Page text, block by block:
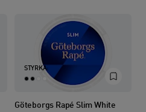
STYRKA:
Göteborgs Rapé Slim White